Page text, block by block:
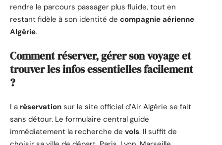
rendre le parcours passager plus fluide, tout en
restant fidèle à son identité de compagnie aérienne
Algérie.
Comment réserver, gérer son voyage et
trouver les infos essentielles facilement
?
La réservation sur le site officiel d’Air Algérie se fait
sans détour. Le formulaire central guide
immédiatement la recherche de vols. Il suffit de